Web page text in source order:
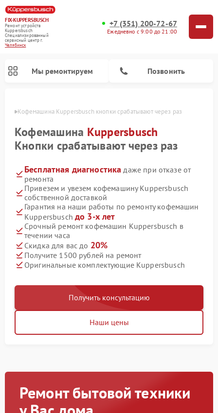
FIX-KUPPERSBUSCH
Ремонт устройств
Kuppersbusch
Специализированный
cервисный центр г.
Челябинск
+7 (351) 200-72-67
Ежедневно с 9:00 до 21:00
Мы ремонтируем Позвонить
Кофемашина Kuppersbusch кнопки срабатывают через раз
Кофемашина Kuppersbusch
Кнопки срабатывают через раз
Бесплатная диагностика даже при отказе от
ремонта
Привезем и увезем кофемашину Kuppersbusch
собственной доставкой
Гарантия на наши работы по ремонту кофемашин
Kuppersbusch до 3-х лет
Срочный ремонт кофемашин Kuppersbusch в
течении часа
Скидка для вас до 20%
Получите 1500 рублей на ремонт
Оригинальные комплектующие Kuppersbusch
Получить консультацию
Наши цены
Ремонт бытовой техники